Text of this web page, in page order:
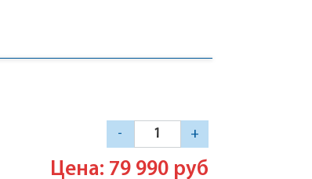
- +
Цена: 79 990 руб